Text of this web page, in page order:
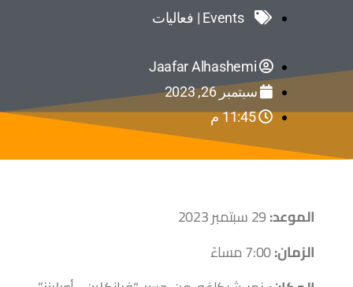
Events | فعاليات
Jaafar Alhashemi
سبتمبر 26, 2023
11:45 م
الموعد:29 سبتمبر 2023
الزمان:7:00 مساءً